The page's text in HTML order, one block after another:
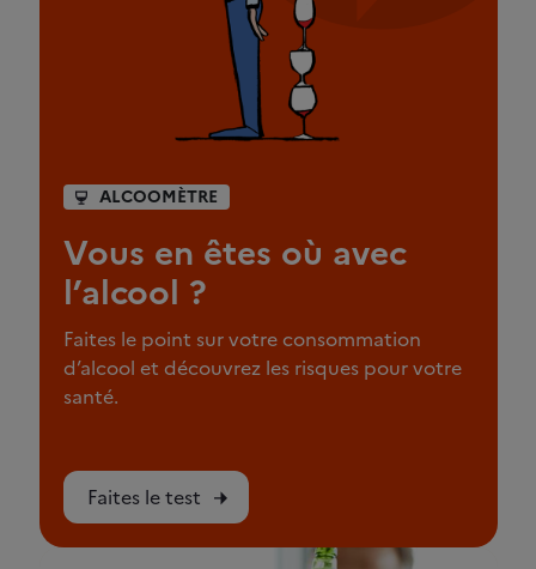
ALCOOMÈTRE
Vous en êtes où avec
l’alcool ?
Faites le point sur votre consommation
d’alcool et découvrez les risques pour votre
santé.
Faites le test